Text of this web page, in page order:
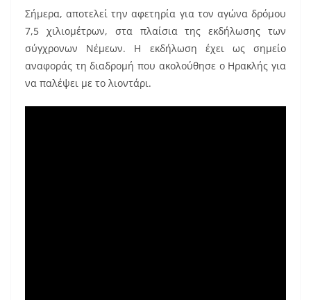
Σήμερα, αποτελεί την αφετηρία για τον αγώνα δρόμου
7,5 χιλιομέτρων, στα πλαίσια της εκδήλωσης των
σύγχρονων Νέμεων. Η εκδήλωση έχει ως σημείο
αναφοράς τη διαδρομή που ακολούθησε ο Ηρακλής για
να παλέψει με το λιοντάρι.